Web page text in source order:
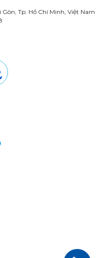
Tp. Hồ Chí Minh, Việt Nam